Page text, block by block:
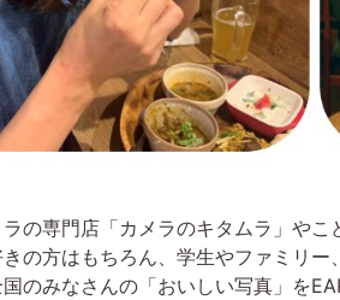
の専門店「カメラのキタムラ」や
の方はもちろん、学生やファミリ
のみなさんの「おいしい写真」を